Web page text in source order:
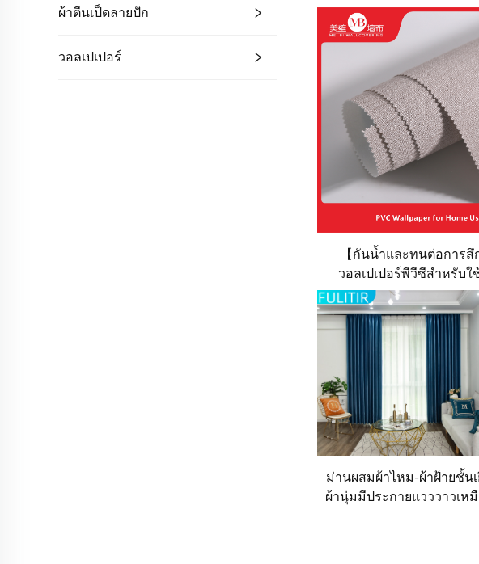
ผ้าตีนเป็ดลายปัก
วอลเปเปอร์
หน่วงไฟ ทนต่อรอยขีดข่ว
เสียดสี วัสดุตกแต่งผนังเชิง
สำหรับการติดตั้งในพื้นที่
【กันน้ำและทนต่อการสึ
วอลเปเปอร์พีวีซีสำหรับใ
(ห้องนั่งเล่นและห้องน
วอลเปเปอร์ไร้รอยต่อสีทึบแ
ตกแต่งบ้านทำความสะ
ม่านผสมผ้าไหม-ผ้าฝ้ายชั้นเ
ผ้านุ่มมีประกายแวววาวเห